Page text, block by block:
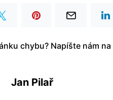
chybu? Napíšte nám na
Jan Pilař